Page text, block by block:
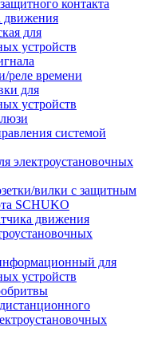
контакта
движения
для
устройств
реле времени
для
устройств
системой
электроустановочных
вилки с защитным
SCHUKO
движения
для
устройств